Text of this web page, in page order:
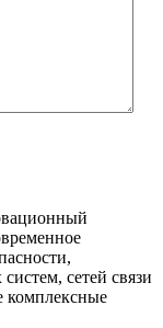
сетей связи
комплексные